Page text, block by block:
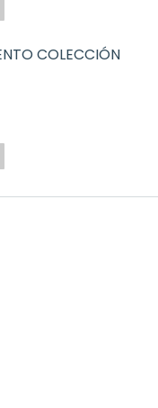
producto
COLECCIÓN